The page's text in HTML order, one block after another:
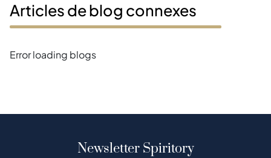
Articles de blog connexes
Error loading blogs
Newsletter Spiritory